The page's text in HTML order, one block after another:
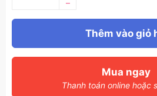
–
Thêm vào giỏ
Mua ngay
Thanh toán online hoặc